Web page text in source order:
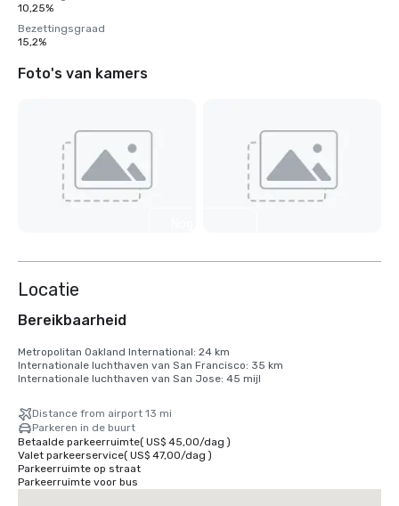
10,25%
Bezettingsgraad
15,2%
Foto's van kamers
Locatie
Bereikbaarheid
Metropolitan Oakland International: 24 km
Internationale luchthaven van San Francisco: 35 km
Internationale luchthaven van San Jose: 45 mijl
Distance from airport 13 mi
Parkeren in de buurt
Betaalde parkeerruimte( US$ 45,00/dag )
Valet parkeerservice( US$ 47,00/dag )
Parkeerruimte op straat
Parkeerruimte voor bus